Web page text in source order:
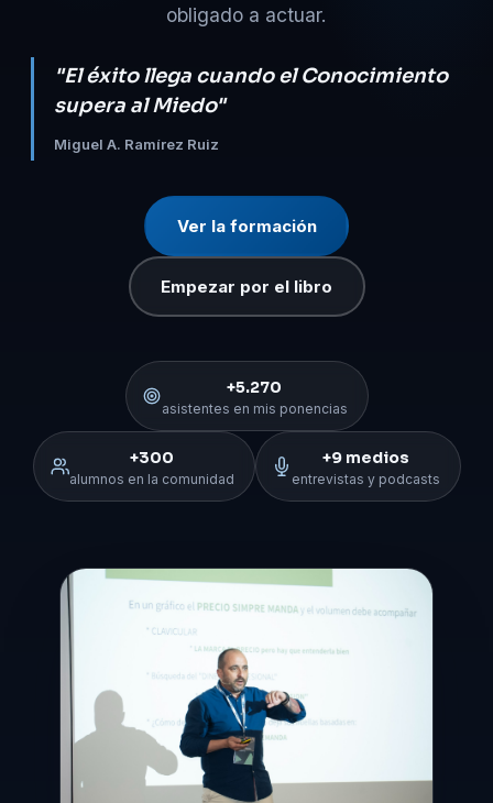
obligado a actuar.
"El éxito llega cuando el Conocimiento
supera al Miedo"
Miguel A. Ramírez Ruiz
Ver la formación
Empezar por el libro
+5.270
asistentes en mis ponencias
+300
alumnos en la comunidad
+9 medios
entrevistas y podcasts